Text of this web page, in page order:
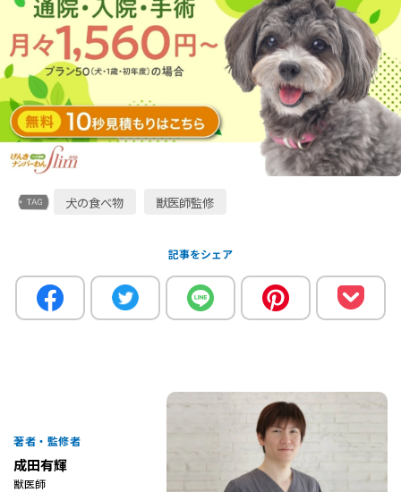
犬の食べ物 獣医師監修
記事をシェア
著者・監修者
成田有輝
獣医師